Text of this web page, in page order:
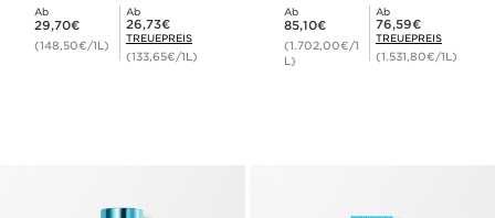
Ab
Aktueller Preis 29,70€
29,70€
(148,50€/1L)
Ab
Mitgliederpreis 26,73€
26,73€
TREUEPREIS
(133,65€/1L)
Ab
Aktueller Preis 85,10€
85,10€
(1.702,00€/1
L)
Ab
Mitgliederpreis 76,59€
76,59€
TREUEPREIS
(1.531,80€/1L)